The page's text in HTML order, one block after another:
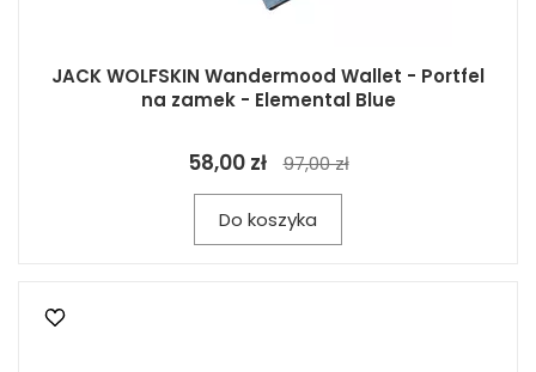
JACK WOLFSKIN Wandermood Wallet - Portfel
na zamek - Elemental Blue
58,00 zł 97,00 zł
Do koszyka